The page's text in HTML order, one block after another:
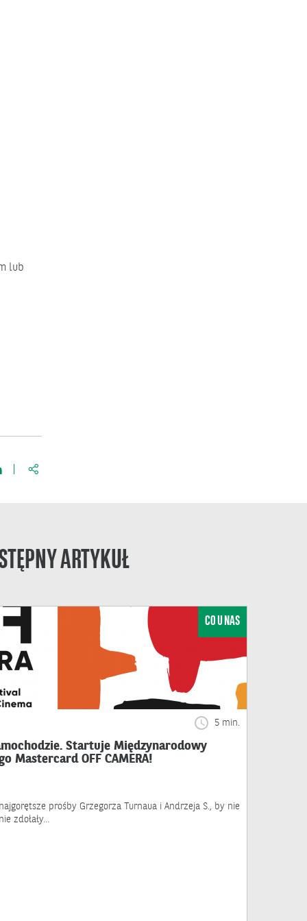
lub
https://www.bnpparibas.pl/blog/wygraj-100-000-zl-i-
ARTYKUŁ
CO U NAS
5 min.
Startuje Międzynarodowy
Mastercard OFF CAMERA!
prośby Grzegorza Turnaua i Andrzeja S., by nie
zdołały…